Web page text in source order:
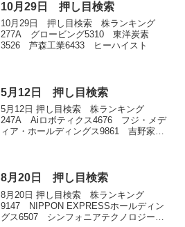
10月29日 押し目検索
10月29日 押し目検索 株ランキング
277A グロービング5310 東洋炭素
3526 芦森工業6433 ヒーハイスト
5月12日 押し目検索
5月12日 押し目検索 株ランキング
247A Aiロボティクス4676 フジ・メデ
ィア・ホールディングス9861 吉野家ホ
8月20日 押し目検索
8月20日 押し目検索 株ランキング
9147 NIPPON EXPRESSホールディン
グス6507 シンフォニアテクノロジー